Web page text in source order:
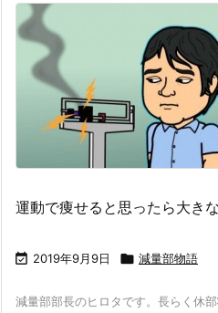
運動で痩せると思ったら大き
 2019年9月9日  減量部物語
減量部部長のヒロタです。長らく休